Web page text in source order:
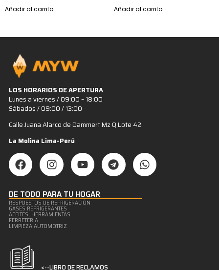
Añadir al carrito Añadir al carrito
LOS HORARIOS DE APERTURA
Lunes a viernes / 09:00 – 18:00
Sábados / 09:00 / 13:00
Calle Juana Alarco de Dammert Mz Q Lote 42
La Molina Lima-Perú
DE TODO PARA TU HOGAR
RESPUESTOS DE REFRIGERACIÒN
GASES REFRIGERANTES
ACEITES, HERRAMIENTAS
FERRETERIA
LIMPIEZA AUTOMOTRIZ
<--LIBRO DE RECLAMOS